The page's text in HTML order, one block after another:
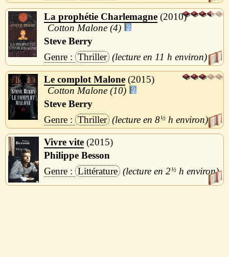
La prophétie Charlemagne 2010
Cotton Malone (4)
Steve Berry
Thriller
11 h
Le complot Malone 2015
Cotton Malone (10)
Steve Berry
Thriller
8½ h
Vivre vite 2015
Philippe Besson
Littérature
2½ h